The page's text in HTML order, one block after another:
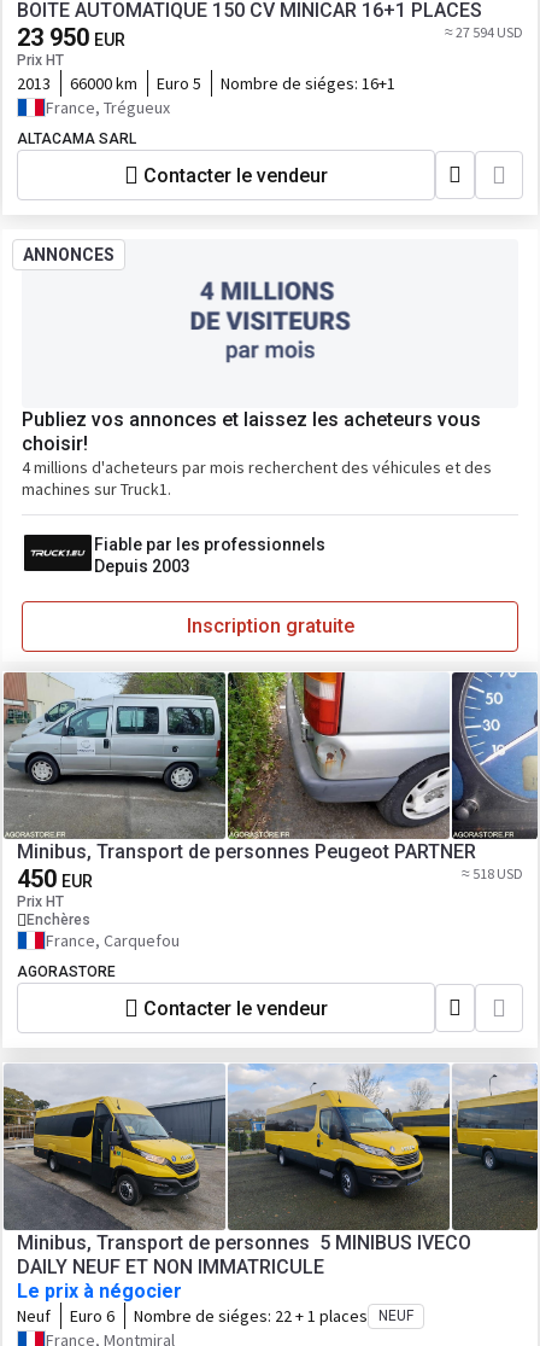
BOITE AUTOMATIQUE 150 CV MINICAR 16+1 PLACES
23 950 EUR
Prix HT
≈ 27 594 USD
2013 66000 km Euro 5 Nombre de siéges: 16+1
France, Trégueux
ALTACAMA SARL
Contacter le vendeur
ANNONCES
Publiez vos annonces et laissez les acheteurs vous
choisir!
4 millions d'acheteurs par mois recherchent des véhicules et des
machines sur Truck1.
Fiable par les professionnels
Depuis 2003
Inscription gratuite
Minibus, Transport de personnes Peugeot PARTNER
450 EUR
Prix HT
Enchères
≈ 518 USD
France, Carquefou
AGORASTORE
Contacter le vendeur
Minibus, Transport de personnes 5 MINIBUS IVECO
DAILY NEUF ET NON IMMATRICULE
Le prix à négocier
Neuf Euro 6 Nombre de siéges: 22 + 1 places NEUF
France, Montmiral